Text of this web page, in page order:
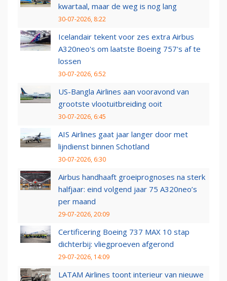
kwartaal, maar de weg is nog lang
30-07-2026, 8:22
Icelandair tekent voor zes extra Airbus
A320neo's om laatste Boeing 757's af te
lossen
30-07-2026, 6:52
US-Bangla Airlines aan vooravond van
grootste vlootuitbreiding ooit
30-07-2026, 6:45
AIS Airlines gaat jaar langer door met
lijndienst binnen Schotland
30-07-2026, 6:30
Airbus handhaaft groeiprognoses na sterk
halfjaar: eind volgend jaar 75 A320neo’s
per maand
29-07-2026, 20:09
Certificering Boeing 737 MAX 10 stap
dichterbij: vliegproeven afgerond
29-07-2026, 14:09
LATAM Airlines toont interieur van nieuwe